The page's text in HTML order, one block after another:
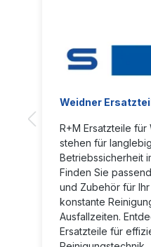
Weidner
R+M Ersatzteile
stehen für
Betriebssicherheit
Finden Sie
und Zubehör für
konstante
Ausfallzeiten.
Ersatzteile für